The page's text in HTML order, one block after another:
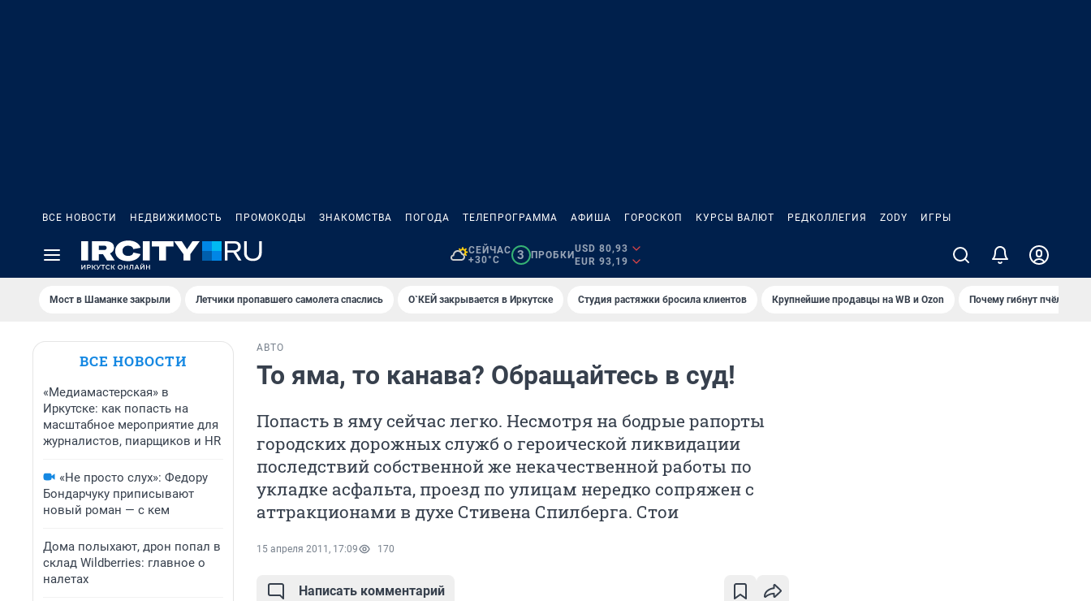
ВСЕ НОВОСТИ НЕДВИЖИМОСТЬ ПРОМОКОДЫ ЗНАКОМСТВА ПОГОДА ТЕЛЕПРОГРАММА АФИША ГОРОСКОП КУРСЫ ВАЛЮТ РЕДКОЛЛЕГИЯ ZODY ИГРЫ
СЕЙЧАС
+30°C
3 ПРОБКИ
USD 80,93
EUR 93,19
Мост в Шаманке закрыли Летчики пропавшего самолета спаслись О`КЕЙ закрывается в Иркутске Студия растяжки бросила клиентов Крупнейшие продавцы на WB и Ozon Почему гибнут пчёлы?
ВСЕ НОВОСТИ
«Медиамастерская» в
Иркутске: как попасть на
масштабное мероприятие для
журналистов, пиарщиков и HR
«Не просто слух»: Федору
Бондарчуку приписывают
новый роман — с кем
Дома полыхают, дрон попал в
склад Wildberries: главное о
налетах
АВТО
То яма, то канава? Обращайтесь в суд!
Попасть в яму сейчас легко. Несмотря на бодрые рапорты
городских дорожных служб о героической ликвидации
последствий собственной же некачественной работы по
укладке асфальта, проезд по улицам нередко сопряжен с
аттракционами в духе Стивена Спилберга. Стои
15 апреля 2011, 17:09 170
Написать комментарий